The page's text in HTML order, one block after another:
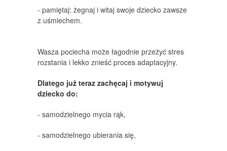
- pamiętaj: żegnaj i witaj swoje dziecko zawsze
z uśmiechem.
Wasza pociecha może łagodnie przeżyć stres
rozstania i lekko znieść proces adaptacyjny.
Dlatego już teraz zachęcaj i motywuj
dziecko do:
- samodzielnego mycia rąk,
- samodzielnego ubierania się,